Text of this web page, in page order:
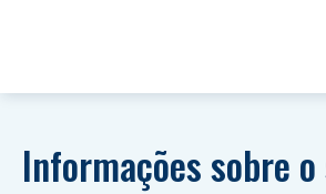
Informações sobre